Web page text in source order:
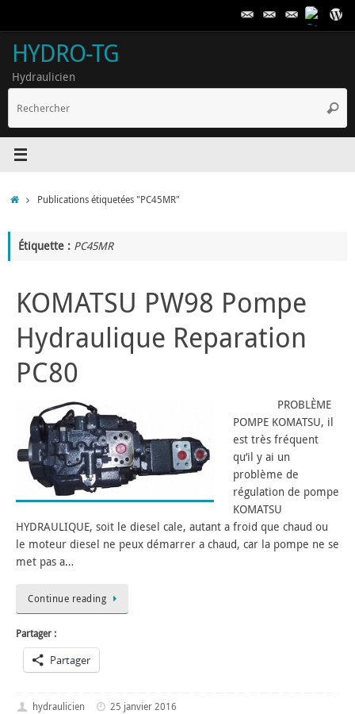
contenu
HYDRO-TG
Hydraulicien
:
AccueilPublications étiquetées "PC45MR"
Étiquette : PC45MR
KOMATSU PW98 Pompe
Hydraulique Reparation
PC80
PROBLÈME
POMPE KOMATSU, il
est très fréquent
qu’il y ai un
problème de
régulation de pompe
KOMATSU
HYDRAULIQUE, soit le diesel cale, autant a froid que chaud ou
le moteur diesel ne peux démarrer a chaud, car la pompe ne se
met pas a…
Continue reading
Partager :
Partager
hydraulicien
25 janvier 2016